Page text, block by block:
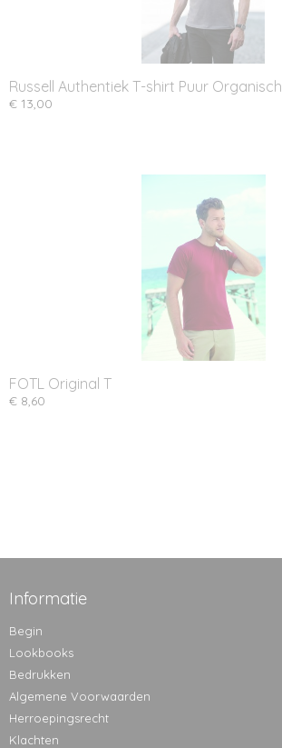
Russell Authentiek T-shirt Puur Organisch
€ 13,00
FOTL Original T
€ 8,60
Informatie
Begin
Lookbooks
Bedrukken
Algemene Voorwaarden
Herroepingsrecht
Klachten